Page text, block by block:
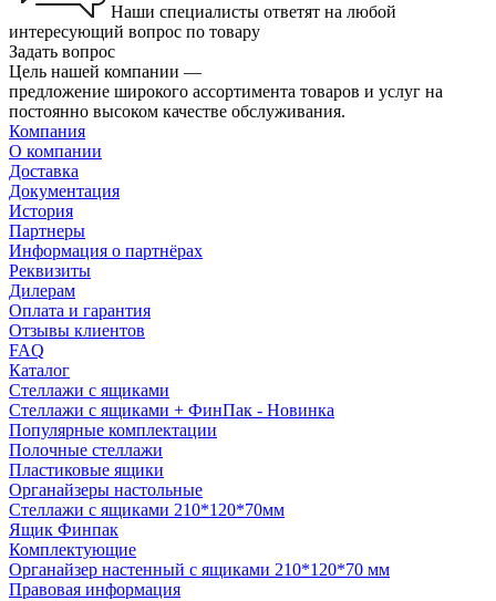
Наши специалисты ответят на любой
интересующий вопрос по товару
Задать вопрос
Цель нашей компании —
предложение широкого ассортимента товаров и услуг на
постоянно высоком качестве обслуживания.
Компания
О компании
Доставка
Документация
История
Партнеры
Информация о партнёрах
Реквизиты
Дилерам
Оплата и гарантия
Отзывы клиентов
FAQ
Каталог
Стеллажи с ящиками
Стеллажи с ящиками + ФинПак - Новинка
Популярные комплектации
Полочные стеллажи
Пластиковые ящики
Органайзеры настольные
Стеллажи с ящиками 210*120*70мм
Ящик Финпак
Комплектующие
Органайзер настенный с ящиками 210*120*70 мм
Правовая информация